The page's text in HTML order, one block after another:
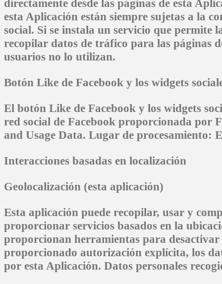
directamente desde las páginas de esta
esta Aplicación están siempre sujetas a la
social. Si se instala un servicio que permite
recopilar datos de tráfico para las páginas
usuarios no lo utilizan.
Botón Like de Facebook y los widgets
El botón Like de Facebook y los widgets
red social de Facebook proporcionada por
and Usage Data. Lugar de procesamiento:
Interacciones basadas en localización
Geolocalización (esta aplicación)
Esta aplicación puede recopilar, usar y
proporcionar servicios basados ​​en la
proporcionan herramientas para
proporcionado autorización explícita, los
por esta Aplicación. Datos personales